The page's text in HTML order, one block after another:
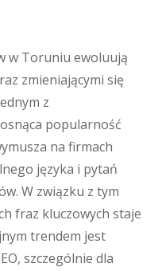
w Toruniu ewoluują
zmieniającymi się
z
popularność
na firmach
języka i pytań
W związku z tym
fraz kluczowych staje
trendem jest
szczególnie dla